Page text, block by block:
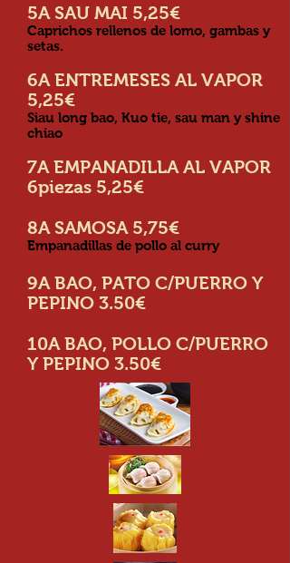
5A SAU MAI 5,25€
Caprichos rellenos de lomo, gambas y
setas.
6A ENTREMESES AL VAPOR
5,25€
Siau long bao, Kuo tie, sau man y shine
chiao
7A EMPANADILLA AL VAPOR
6piezas 5,25€
8A SAMOSA 5,75€
Empanadillas de pollo al curry
9A BAO, PATO C/PUERRO Y
PEPINO 3.50€
10A BAO, POLLO C/PUERRO
Y PEPINO 3.50€